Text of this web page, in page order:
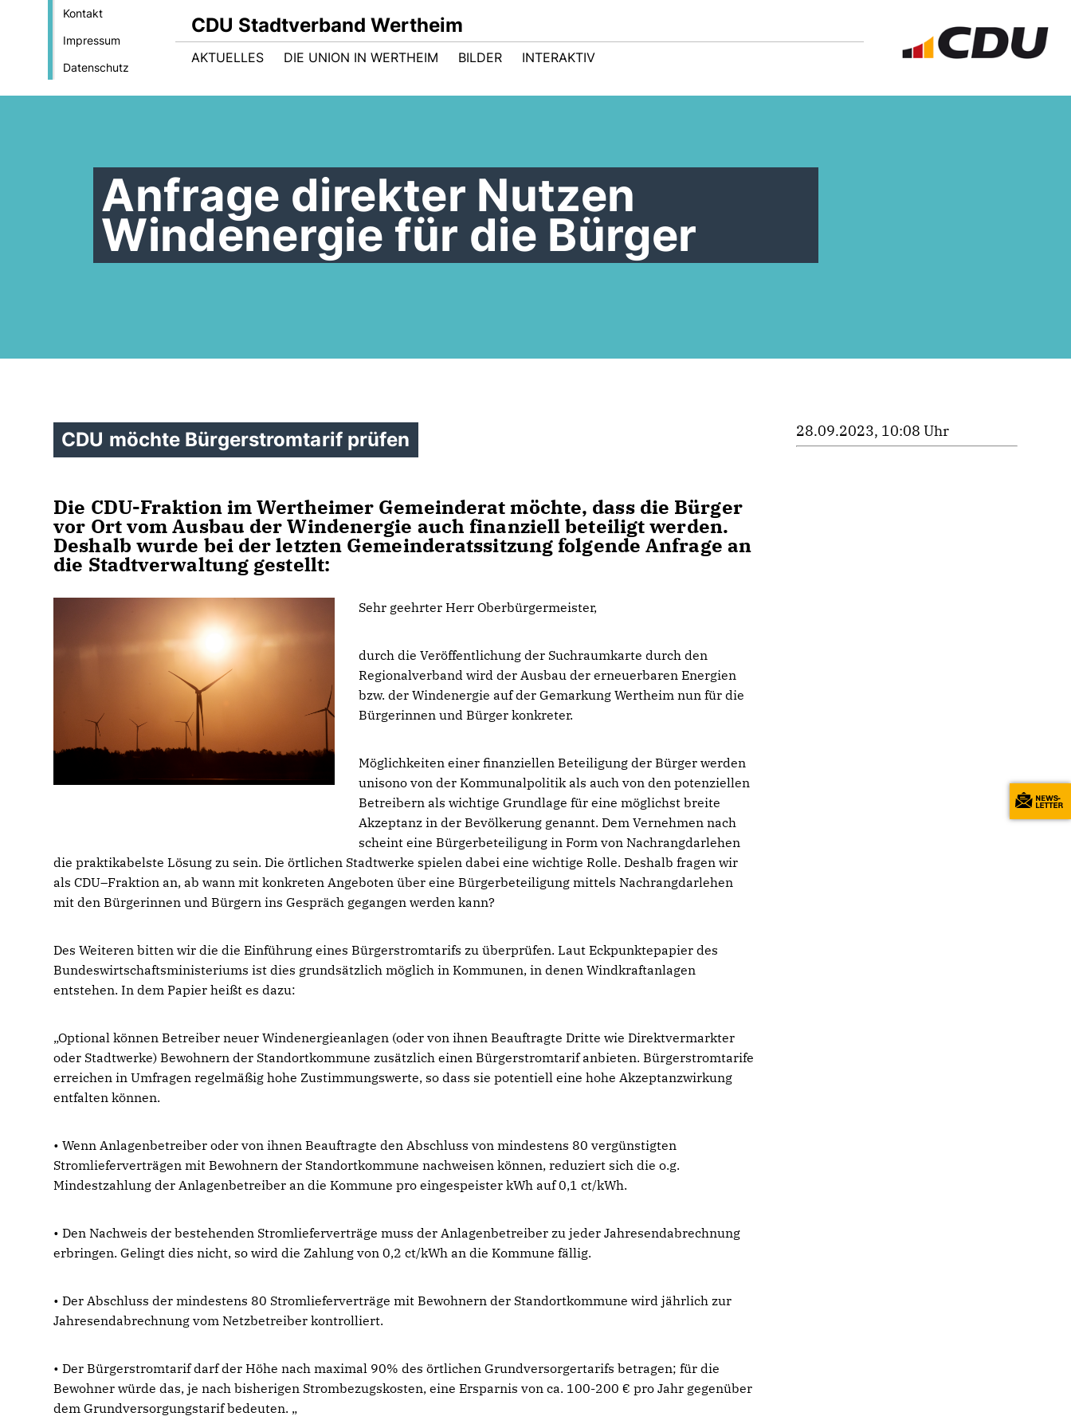
Kontakt
Impressum
Datenschutz
CDU Stadtverband Wertheim
AKTUELLES DIE UNION IN WERTHEIM BILDER INTERAKTIV
Anfrage direkter Nutzen
Windenergie für die Bürger
CDU möchte Bürgerstromtarif prüfen
Die CDU-Fraktion im Wertheimer Gemeinderat möchte, dass die Bürger
vor Ort vom Ausbau der Windenergie auch finanziell beteiligt werden.
Deshalb wurde bei der letzten Gemeinderatssitzung folgende Anfrage an
die Stadtverwaltung gestellt:
Sehr geehrter Herr Oberbürgermeister,
durch die Veröffentlichung der Suchraumkarte durch den
Regionalverband wird der Ausbau der erneuerbaren Energien
bzw. der Windenergie auf der Gemarkung Wertheim nun für die
Bürgerinnen und Bürger konkreter.
Möglichkeiten einer finanziellen Beteiligung der Bürger werden
unisono von der Kommunalpolitik als auch von den potenziellen
Betreibern als wichtige Grundlage für eine möglichst breite
Akzeptanz in der Bevölkerung genannt. Dem Vernehmen nach
scheint eine Bürgerbeteiligung in Form von Nachrangdarlehen
die praktikabelste Lösung zu sein. Die örtlichen Stadtwerke spielen dabei eine wichtige Rolle. Deshalb fragen wir
als CDU–Fraktion an, ab wann mit konkreten Angeboten über eine Bürgerbeteiligung mittels Nachrangdarlehen
mit den Bürgerinnen und Bürgern ins Gespräch gegangen werden kann?
Des Weiteren bitten wir die die Einführung eines Bürgerstromtarifs zu überprüfen. Laut Eckpunktepapier des
Bundeswirtschaftsministeriums ist dies grundsätzlich möglich in Kommunen, in denen Windkraftanlagen
entstehen. In dem Papier heißt es dazu:
Optional können Betreiber neuer Windenergieanlagen (oder von ihnen Beauftragte Dritte wie Direktvermarkter
oder Stadtwerke) Bewohnern der Standortkommune zusätzlich einen Bürgerstromtarif anbieten. Bürgerstromtarife
erreichen in Umfragen regelmäßig hohe Zustimmungswerte, so dass sie potentiell eine hohe Akzeptanzwirkung
entfalten können.
• Wenn Anlagenbetreiber oder von ihnen Beauftragte den Abschluss von mindestens 80 vergünstigten
Stromlieferverträgen mit Bewohnern der Standortkommune nachweisen können, reduziert sich die o.g.
Mindestzahlung der Anlagenbetreiber an die Kommune pro eingespeister kWh auf 0,1 ct/kWh.
• Den Nachweis der bestehenden Stromlieferverträge muss der Anlagenbetreiber zu jeder Jahresendabrechnung
erbringen. Gelingt dies nicht, so wird die Zahlung von 0,2 ct/kWh an die Kommune fällig.
• Der Abschluss der mindestens 80 Stromlieferverträge mit Bewohnern der Standortkommune wird jährlich zur
Jahresendabrechnung vom Netzbetreiber kontrolliert.
• Der Bürgerstromtarif darf der Höhe nach maximal 90% des örtlichen Grundversorgertarifs betragen; für die
Bewohner würde das, je nach bisherigen Strombezugskosten, eine Ersparnis von ca. 100-200 € pro Jahr gegenüber
dem Grundversorgungstarif bedeuten.
28.09.2023, 10:08 Uhr